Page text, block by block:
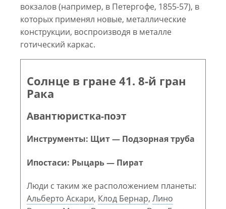
вокзалов (например, в Петергофе, 1855-57), в
которых применял новые, металлические
конструкции, воспроизводя в металле
готический каркас.
Солнце в гране 41. 8-й гран
Рака
Авантюристка-поэт
Инструменты: Щит — Подзорная труба
Ипостаси: Рыцарь — Пират
Люди с таким же расположением планеты:
Альберто Аскари, Клод Бернар, Лино